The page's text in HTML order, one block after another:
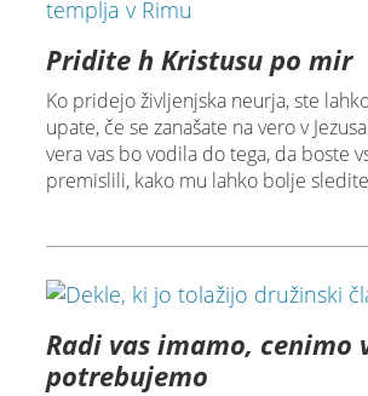
Pridite h Kristusu po mir
Ko pridejo življenjska neurja, ste
upate, če se zanašate na vero v
vera vas bo vodila do tega, da boste
premislili, kako mu lahko bolje
Radi vas imamo, cenimo
potrebujemo